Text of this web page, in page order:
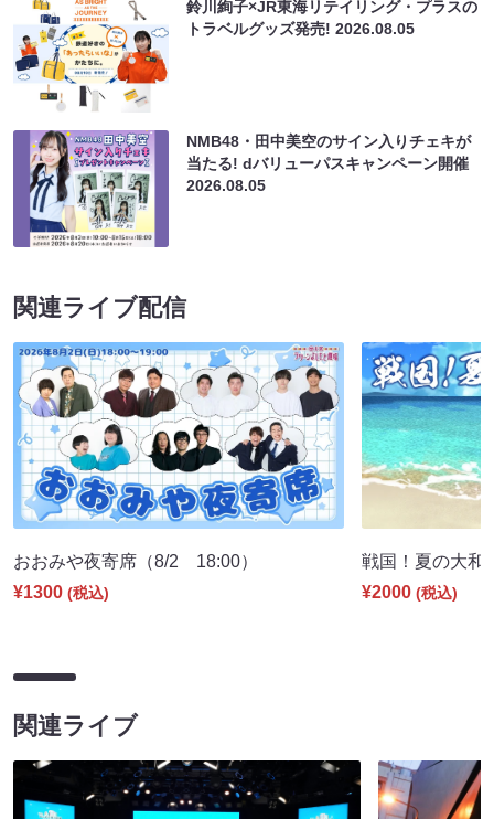
鈴川絢子×JR東海リテイリング・プラスの
トラベルグッズ発売!2026.08.05
NMB48・田中美空のサイン入りチェキが
当たる! dバリューパスキャンペーン開催
2026.08.05
関連ライブ配信
おおみや夜寄席（8/2 18:00）
¥1300 (税込)
戦国！夏の大
¥2000 (税込)
関連ライブ